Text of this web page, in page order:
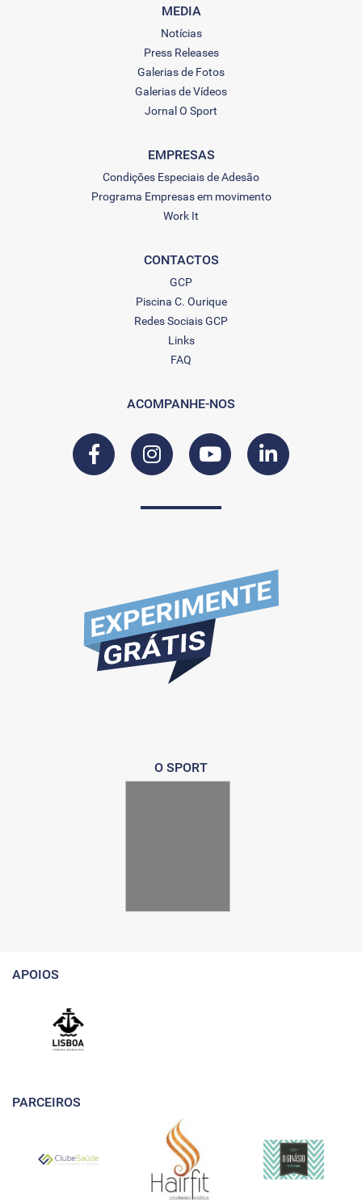
MEDIA
Notícias
Press Releases
Galerias de Fotos
Galerias de Vídeos
Jornal O Sport
EMPRESAS
Condições Especiais de Adesão
Programa Empresas em movimento
Work It
CONTACTOS
GCP
Piscina C. Ourique
Redes Sociais GCP
Links
FAQ
ACOMPANHE-NOS
O SPORT
APOIOS
PARCEIROS